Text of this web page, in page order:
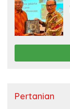
Pertanian